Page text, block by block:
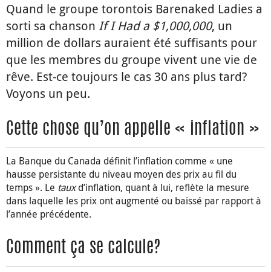
Quand le groupe torontois Barenaked Ladies a
sorti sa chanson If I Had a $1,000,000, un
million de dollars auraient été suffisants pour
que les membres du groupe vivent une vie de
rêve. Est-ce toujours le cas 30 ans plus tard?
Voyons un peu.
Cette chose qu’on appelle « inflation »
La Banque du Canada définit l’inflation comme « une
hausse persistante du niveau moyen des prix au fil du
temps ». Le tauxd’inflation, quant à lui, reflète la mesure
dans laquelle les prix ont augmenté ou baissé par rapport à
l’année précédente.
Comment ça se calcule?